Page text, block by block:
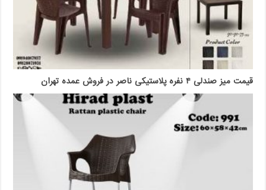
قیمت میز صندلی ۴ نفره پلاستیکی ناصر در فروش عمده تهران